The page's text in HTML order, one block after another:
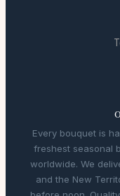
Every bouquet is
freshest seasonal
worldwide. We
and the New